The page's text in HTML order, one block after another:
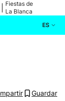
Fiestas de
La Blanca
ES
Guardar